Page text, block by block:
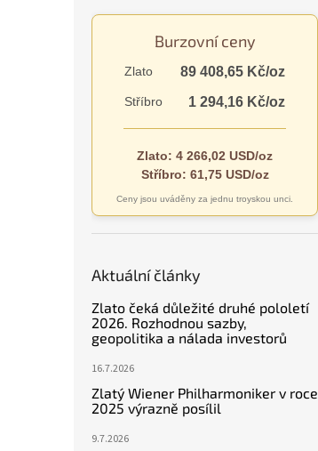
Burzovní ceny
Zlato 89 408,65 Kč/oz
Stříbro 1 294,16 Kč/oz
Zlato: 4 266,02 USD/oz
Stříbro: 61,75 USD/oz
Ceny jsou uváděny za jednu troyskou unci.
Aktuální články
Zlato čeká důležité druhé pololetí
2026. Rozhodnou sazby,
geopolitika a nálada investorů
16.7.2026
Zlatý Wiener Philharmoniker v roce
2025 výrazně posílil
9.7.2026